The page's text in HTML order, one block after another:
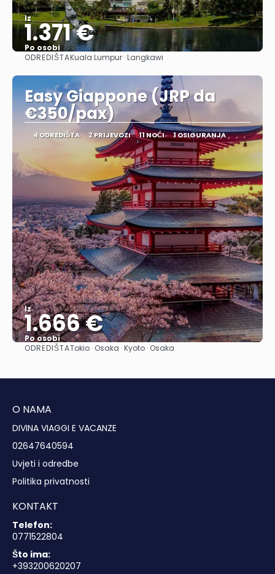
Iz
1.371 €
Po osobi
Vidjeti
ODREDIŠTAKuala Lumpur · Langkawi
Easy Giappone (JRP da
€350/pax)
4 ODREDIŠTA 2 PRIJEVOZI 11 NOĆI 1 OSIGURANJA
Iz
1.666 €
Po osobi
Vidjeti
ODREDIŠTATokio · Osaka · Kyoto · Osaka
O NAMA
DIVINA VIAGGI E VACANZE
02647640594
Uvjeti i odredbe
Politika privatnosti
KONTAKT
Telefon:
0771522804
Što ima:
+393200620207